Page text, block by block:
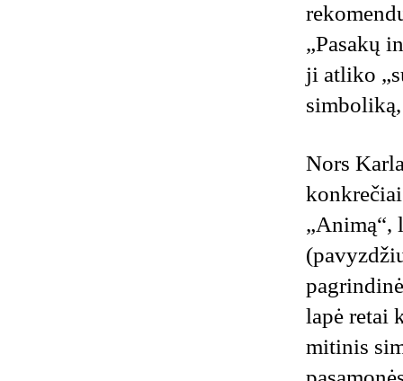
„Pasakų
ji atliko
Nors
konkrečiai
„Animą“,
lapė retai
mitinis